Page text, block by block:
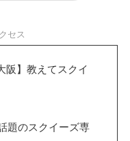
セス
阪】教えてスクイ
題のスクイーズ専